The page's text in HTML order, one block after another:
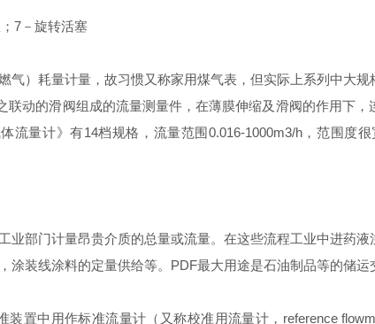
7 －旋转活塞
）耗量计量，故习惯又称家用煤气表，但实际上系列中大规
联动的滑阀组成的流量测量件，在薄膜伸缩及滑阀的作用下
体流量计》有14档规格，流量范围0.016-1000m3/h，范围度很
部门计量昂贵介质的总量或流量。在这些流程工业中进药
装线涂料的定量供给等。 PDF最大用途是石油制品等的储
装置中用作标准流量计（又称校准用流量计， reference